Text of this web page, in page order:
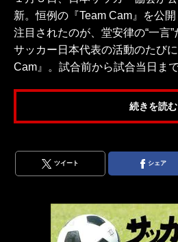
新。恒例の『Team Cam』を公
注目されたのが、堂安律の“一言
サッカー日本代表の活動のたび
Cam』。試合前から試合当日ま
続きを読む
ツイート シェア